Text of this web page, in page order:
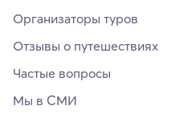
Организаторы туров
Отзывы о путешествиях
Частые вопросы
Мы в СМИ